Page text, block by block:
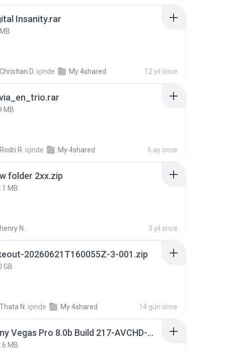
Insanity.rar
Christian D. içinde My 4shared 12 yıl önce
MB
Rodri R. içinde My 4shared 5 ay önce
folder 2xx.zip
MB
henry N. 3 yıl önce
20260621T160055Z-3-001.zip
GB
Thata N. içinde My 4shared 14 gün önce
Sony Vegas Pro 8.0b Build 217-AVCHD-MPG-AC3 FIXED.7z
MB